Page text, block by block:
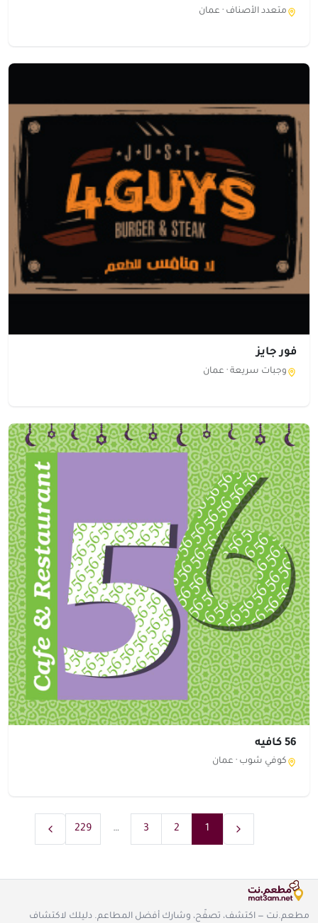
متعدد الأصناف · عمان
فور جايز
وجبات سريعة · عمان
56 كافيه
كوفي شوب · عمان
1
2
3
…
229
مطعم.نت — اكتشف، تصفّح، وشارك أفضل المطاعم. دليلك لاكتشاف